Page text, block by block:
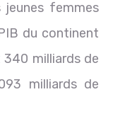
femmes
du continent
340 milliards de
milliards de